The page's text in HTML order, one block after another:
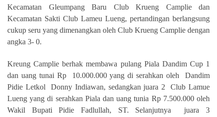
Kecamatan Gleumpang Baru Club Krueng Camplie dan
Kecamatan Sakti Club Lameu Lueng, pertandingan berlangsung
cukup seru yang dimenangkan oleh Club Krueng Camplie dengan
angka 3- 0.
Kreung Camplie berhak membawa pulang Piala Dandim Cup 1
dan uang tunai Rp
10.000.000 yang di serahkan oleh
Dandim
Pidie Letkol
Donny Indiawan, sedangkan juara 2
Club Lamue
Lueng yang di serahkan Piala dan uang tunia Rp 7.500.000 oleh
Wakil Bupati Pidie Fadlullah, ST. Selanjutnya
juara 3